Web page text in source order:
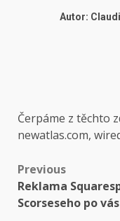
Autor:
Čerpáme z těchto
newatlas.com,
Post
navigation
Previous
Reklama
Scorseseho po